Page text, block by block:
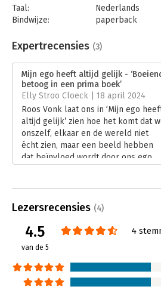
Taal:
Nederlands
Bindwijze:
paperback
Uitgever:
Meulenhoff
Verschijningsdatum:
12-9-2023
Hoofdrubriek: Psychologie
Expertrecensies (3)
Mijn ego heeft altijd gelijk -
betoog in een prima boek’
Elly Stroo Cloeck | 18 april 2024
Roos Vonk laat ons in ‘Mijn ego
altijd gelijk’ zien hoe het komt dat
onszelf, elkaar en de wereld niet
écht zien, maar een beeld hebben
dat beïnvloed wordt door ons ego.
dan machteloos? Nee, je kunt er wel
en zelfcompassie. Zo kom je tot
Lees verder
Lezersrecensies (4)
4.5
van de 5
4